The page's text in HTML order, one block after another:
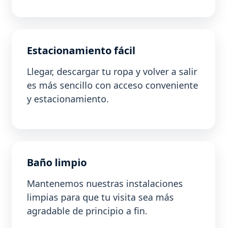
Estacionamiento fácil
Llegar, descargar tu ropa y volver a salir
es más sencillo con acceso conveniente
y estacionamiento.
Baño limpio
Mantenemos nuestras instalaciones
limpias para que tu visita sea más
agradable de principio a fin.